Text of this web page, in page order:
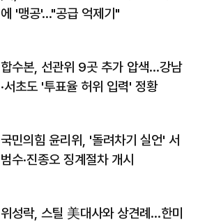
에 '맹공'…"공급 억제기"
합수본, 선관위 9곳 추가 압색…강남
·서초도 '투표율 허위 입력' 정황
국민의힘 윤리위, '돌려차기 실언' 서
범수·진종오 징계절차 개시
위성락, 스틸 美대사와 상견례…한미